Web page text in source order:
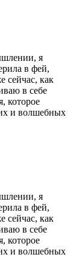
я
в фей,
сейчас, как
в себе
которое
и волшебных
я
в фей,
сейчас, как
в себе
которое
и волшебных